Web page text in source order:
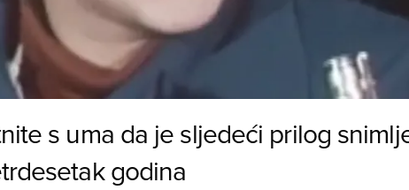
s uma da je sljedeći prilog
godina